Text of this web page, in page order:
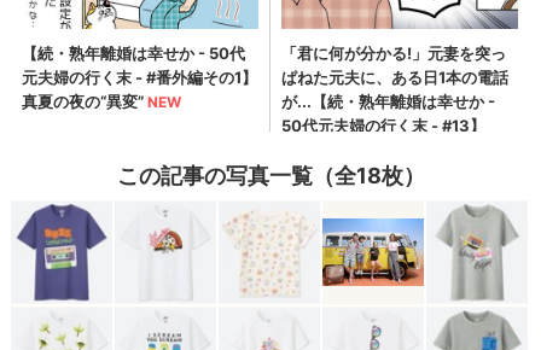
この記事の写真一覧（全18枚）